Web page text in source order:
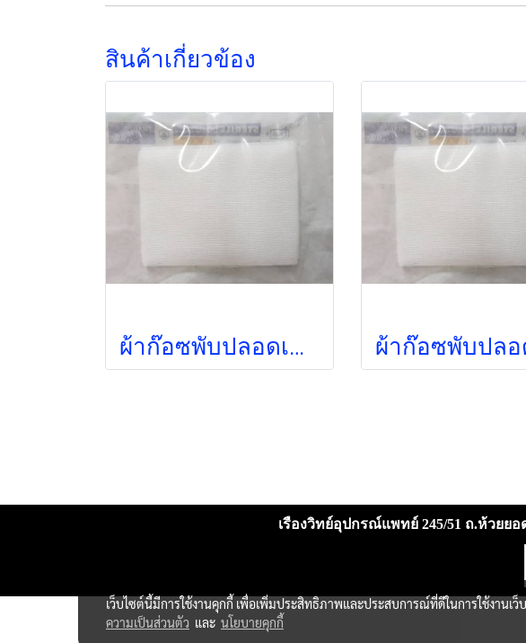
สินค้าเกี่ยวข้อง
ผ้าก๊อซพับปลอดเชื้อ 4x4 นิ้ว (5ชิ้น/ซอง) (Thai Gauze) (exp 12-2026)
เรืองวิทย์อุปกรณ์แพทย์ 245/51 ถ.ห้วยยอด
เว็บไซต์นี้มีการใช้งานคุกกี้ เพื่อเพิ่มประสิทธิภาพและประสบการณ์ที่ดีในการใช้งานเ
ความเป็นส่วนตัว และ นโยบายคุกกี้